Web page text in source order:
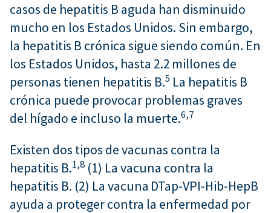
casos de hepatitis B aguda han disminuido
mucho en los Estados Unidos. Sin embargo,
la hepatitis B crónica sigue siendo común. En
los Estados Unidos, hasta 2.2 millones de
personas tienen hepatitis B.5 La hepatitis B
crónica puede provocar problemas graves
del hígado e incluso la muerte.6,7
Existen dos tipos de vacunas contra la
hepatitis B.1,8 (1) La vacuna contra la
hepatitis B. (2) La vacuna DTap-VPI-Hib-HepB
ayuda a proteger contra la enfermedad por